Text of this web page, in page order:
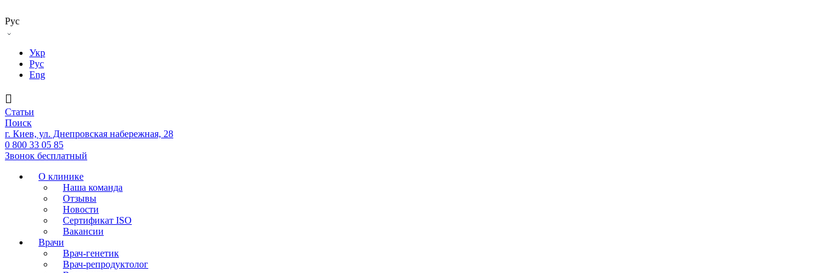
Рус
Укр
Рус
Eng
Статьи
Поиск
г. Киев, ул. Днепровская набережная, 28
0 800 33 05 85
Звонок бесплатный
О клинике
Наша команда
Отзывы
Новости
Сертификат ISO
Вакансии
Врачи
Врач-генетик
Врач-репродуктолог